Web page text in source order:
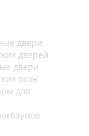
двери
дверей
двери
окон
для